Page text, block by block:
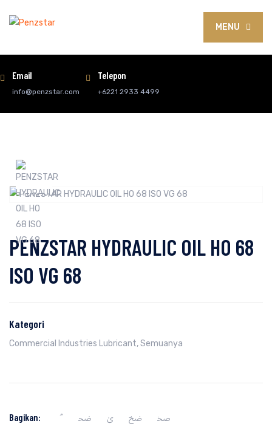
MENU
Email
info@penzstar.com
Telepon
+6221 2933 4499
PENZSTAR HYDRAULIC OIL HO 68
ISO VG 68
Kategori
Commercial Industries Lubricant,Semuanya
Bagikan: